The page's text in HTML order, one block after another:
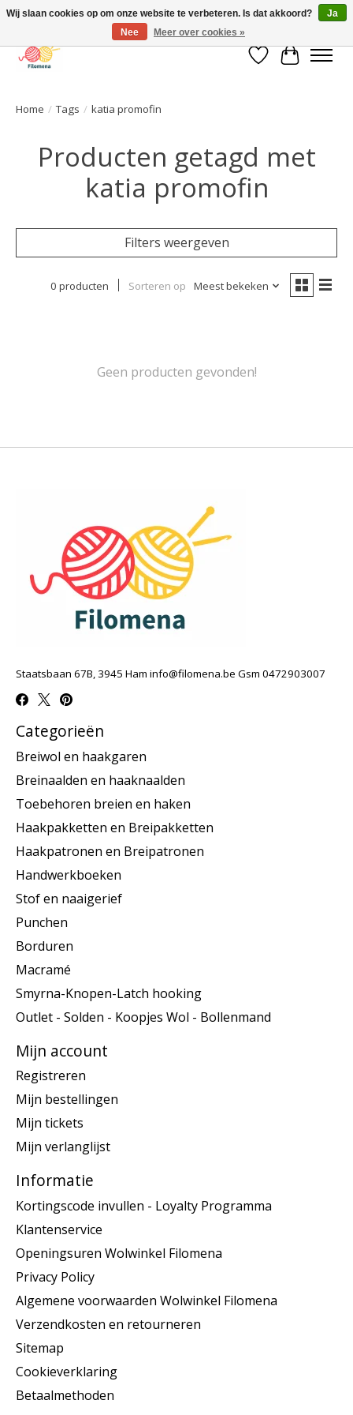
Verlanglijst
Home / Tags / katia promofin
Producten getagd met
katia promofin
Filters weergeven
0 producten Sorteren op Meest bekeken
Geen producten gevonden!
Staatsbaan 67B, 3945 Ham info@filomena.be Gsm 0472903007
Categorieën
Breiwol en haakgaren
Breinaalden en haaknaalden
Toebehoren breien en haken
Haakpakketten en Breipakketten
Haakpatronen en Breipatronen
Handwerkboeken
Stof en naaigerief
Punchen
Borduren
Macramé
Smyrna-Knopen-Latch hooking
Outlet - Solden - Koopjes Wol - Bollenmand
Mijn account
Registreren
Mijn bestellingen
Mijn tickets
Mijn verlanglijst
Informatie
Kortingscode invullen - Loyalty Programma
Klantenservice
Openingsuren Wolwinkel Filomena
Privacy Policy
Algemene voorwaarden Wolwinkel Filomena
Verzendkosten en retourneren
Sitemap
Cookieverklaring
Betaalmethoden
Wij slaan cookies op om onze website te verbeteren. Is dat akkoord?
Ja
Nee
Meer over cookies »